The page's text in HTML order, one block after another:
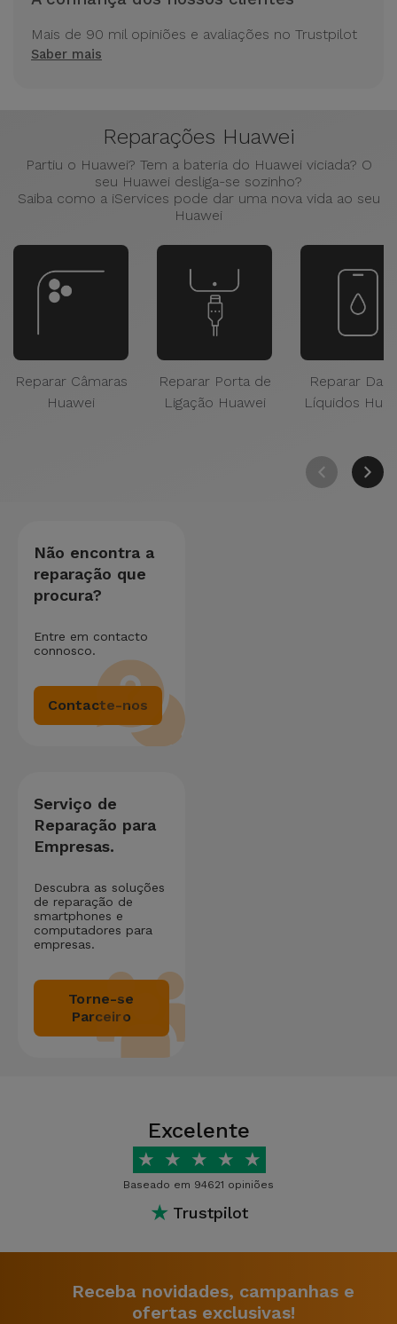
Mais de 90 mil opiniões e avaliações no Trustpilot
Saber mais
Reparações Huawei
Partiu o Huawei? Tem a bateria do Huawei viciada? O
seu Huawei desliga-se sozinho?
Saiba como a iServices pode dar uma nova vida ao seu
Huawei
Reparar Câmaras
Huawei
Reparar Porta de
Ligação Huawei
Reparar
Líquidos
Não encontra a
reparação que
procura?
Entre em contacto
connosco.
Contacte-nos
Serviço de
Reparação para
Empresas.
Descubra as soluções
de reparação de
smartphones e
computadores para
empresas.
Torne-se
Parceiro
Excelente
★ ★ ★ ★ ★
Baseado em 94621 opiniões
★ Trustpilot
Receba novidades, campanhas e
ofertas exclusivas!